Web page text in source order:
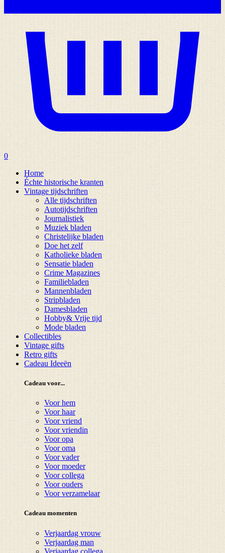
0
Home
Échte historische kranten
Vintage tijdschriften
Alle tijdschriften
Autotijdschriften
Journalistiek
Muziek bladen
Christelijke bladen
Doe het zelf
Katholieke bladen
Sensatie bladen
Crime Magazines
Familiebladen
Mannenbladen
Stripbladen
Damesbladen
Hobby& Vrije tijd
Mode bladen
Collectibles
Vintage gifts
Retro gifts
Cadeau Ideeën
Cadeau voor...
Voor hem
Voor haar
Voor vriend
Voor vriendin
Voor opa
Voor oma
Voor vader
Voor moeder
Voor collega
Voor ouders
Voor verzamelaar
Cadeau momenten
Verjaardag vrouw
Verjaardag man
Verjaardag collega